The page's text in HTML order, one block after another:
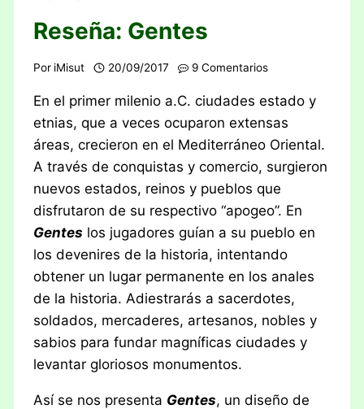
Reseña: Gentes
Por iMisut 20/09/2017 9 Comentarios
En el primer milenio a.C. ciudades estado y
etnias, que a veces ocuparon extensas
áreas, crecieron en el Mediterráneo Oriental.
A través de conquistas y comercio, surgieron
nuevos estados, reinos y pueblos que
disfrutaron de su respectivo “apogeo”. En
Gentes los jugadores guían a su pueblo en
los devenires de la historia, intentando
obtener un lugar permanente en los anales
de la historia. Adiestrarás a sacerdotes,
soldados, mercaderes, artesanos, nobles y
sabios para fundar magníficas ciudades y
levantar gloriosos monumentos.
Así se nos presenta Gentes, un diseño de